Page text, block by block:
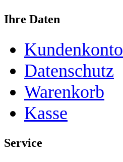
Ihre Daten
Kundenkonto
Datenschutz
Warenkorb
Kasse
Service